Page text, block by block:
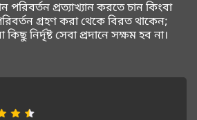
পরিবর্তন প্রত্যাখ্যান করতে চান কিংবা
গ্রহণ করা থেকে বিরত থাকেন;
নির্দৃষ্ট সেবা প্রদানে সক্ষম হব না।